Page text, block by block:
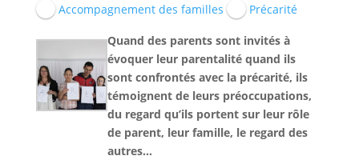
Accompagnement des familles Précarité
Quand des parents sont invités à
évoquer leur parentalité quand ils
sont confrontés avec la précarité, ils
témoignent de leurs préoccupations,
du regard qu’ils portent sur leur rôle
de parent, leur famille, le regard des
autres…